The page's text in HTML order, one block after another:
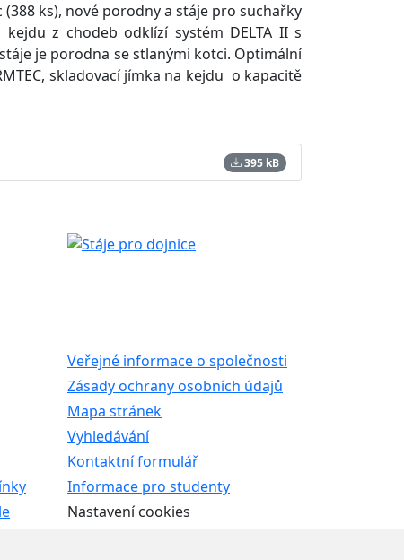
ks), nové porodny a stáje pro suchařky
z chodeb odklízí systém DELTA II s
je porodna se stlanými kotci. Optimální
skladovací jímka na kejdu o kapacitě
395 kB
Veřejné informace o společnosti
Zásady ochrany osobních údajů
Mapa stránek
Vyhledávání
Kontaktní formulář
Informace pro studenty
Nastavení cookies